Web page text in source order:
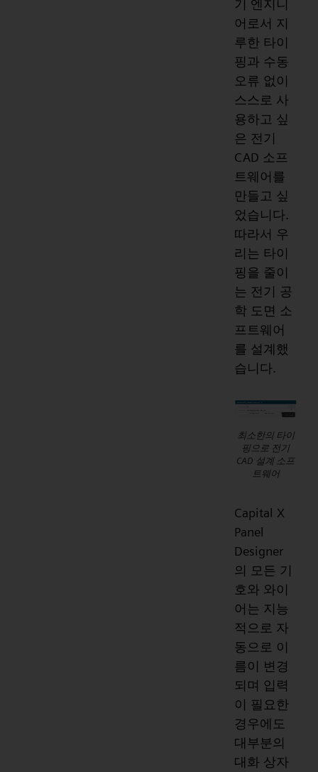
기 엔지니
어로서 지
루한 타이
핑과 수동
오류 없이
스스로 사
용하고 싶
은 전기
CAD 소프
트웨어를
만들고 싶
었습니다.
따라서 우
리는 타이
핑을 줄이
는 전기 공
학 도면 소
프트웨어
를 설계했
습니다.
최소한의 타이
핑으로 전기
CAD 설계 소프
트웨어
Capital X
Panel
Designer
의 모든 기
호와 와이
어는 지능
적으로 자
동으로 이
름이 변경
되며 입력
이 필요한
경우에도
대부분의
대화 상자